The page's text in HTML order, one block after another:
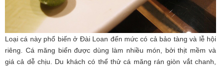
Loại cá này phổ biến ở Đài Loan đến mức có cả bảo tàng và lễ hội
riêng. Cá măng biển được dùng làm nhiều món, bởi thịt mềm và
giá cả dễ chịu. Du khách có thể thử cá măng rán giòn vắt chanh,